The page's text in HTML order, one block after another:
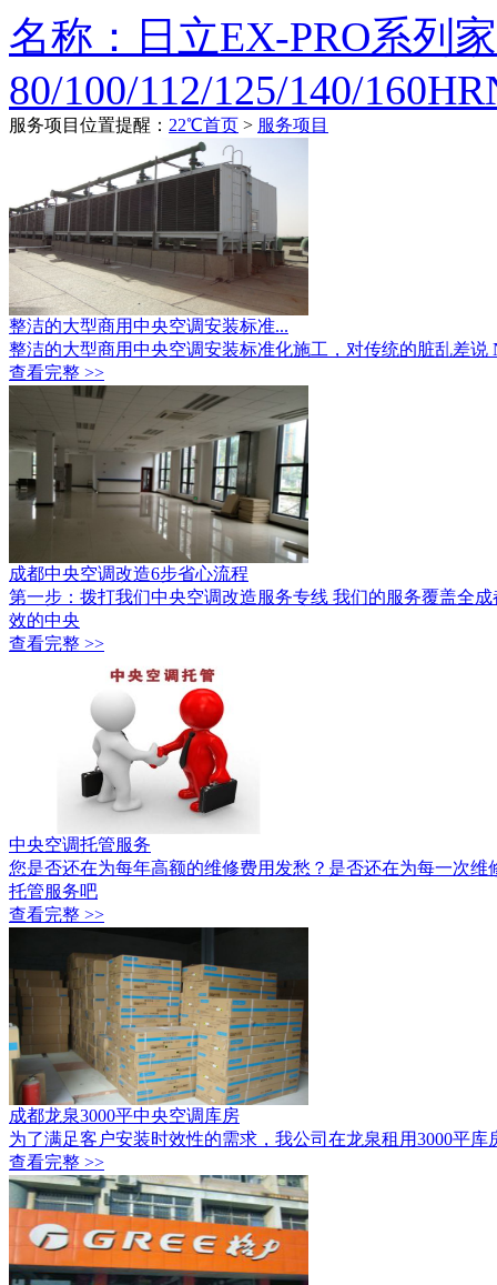
名称：日立EX-PRO系列
80/100/112/125/140/
服务项目 位置提醒： 22℃首页 > 服务项目
整洁的大型商用中央空调安装标准...
整洁的大型商用中央空调安装标准化施工，对传统的脏乱差
查看完整 >>
成都中央空调改造6步省心流程
第一步：拨打我们中央空调改造服务专线 我们的服务覆盖全
效的中央
查看完整 >>
中央空调托管服务
您是否还在为每年高额的维修费用发愁？是否还在为每一次
托管服务吧
查看完整 >>
成都龙泉3000平中央空调库房
为了满足客户安装时效性的需求，我公司在龙泉租用3000平
查看完整 >>